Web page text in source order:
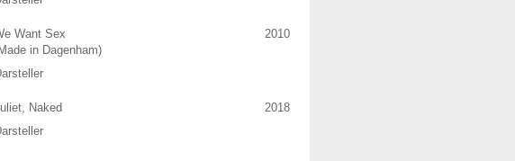
Want Sex
in Dagenham)
2010
Naked
2018